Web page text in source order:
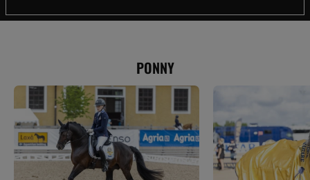
PONNY